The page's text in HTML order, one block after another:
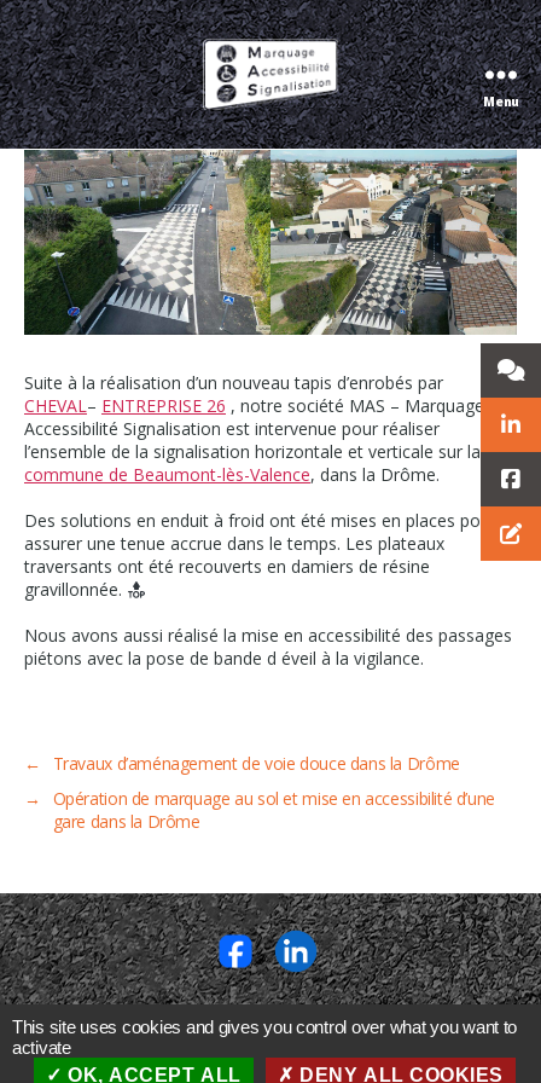
Marquage
Accessibilité
Signalisation
Menu
Réalisation d’un nouveau tapis d’enrobés a
Beaumont les Valence
Suite à la réalisation d’un nouveau tapis d’enrobés par
CHEVAL– ENTREPRISE 26 , notre société MAS – Marquage
Accessibilité Signalisation est intervenue pour réaliser
l’ensemble de la signalisation horizontale et verticale sur la
commune de Beaumont-lès-Valence, dans la Drôme.
Des solutions en enduit à froid ont été mises en places pour
assurer une tenue accrue dans le temps. Les plateaux
traversants ont été recouverts en damiers de résine
gravillonnée.
Nous avons aussi réalisé la mise en accessibilité des passages
piétons avec la pose de bande d éveil à la vigilance.
←
Travaux d’aménagement de voie douce dans la Drôme
→
Opération de marquage au sol et mise en accessibilité d’une
gare dans la Drôme
SIEGE SOCIAL
630 rue Jean MoulinI07500 GUILHERAND GRANGES
This site uses cookies and gives you control over what you want to
activate
OK, ACCEPT ALL
DENY ALL COOKIES